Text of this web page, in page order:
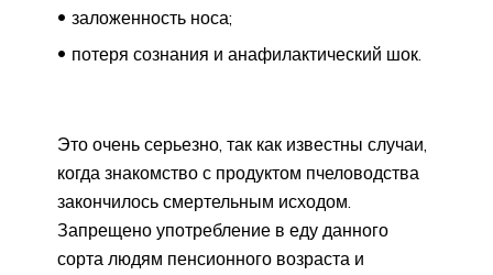
заложенность носа;
потеря сознания и анафилактический шок.
Это очень серьезно, так как известны случаи,
когда знакомство с продуктом пчеловодства
закончилось смертельным исходом.
Запрещено употребление в еду данного
сорта людям пенсионного возраста и